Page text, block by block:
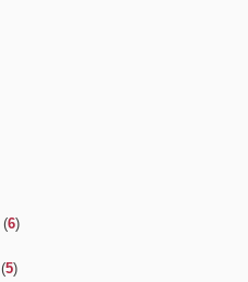
(6)
(5)